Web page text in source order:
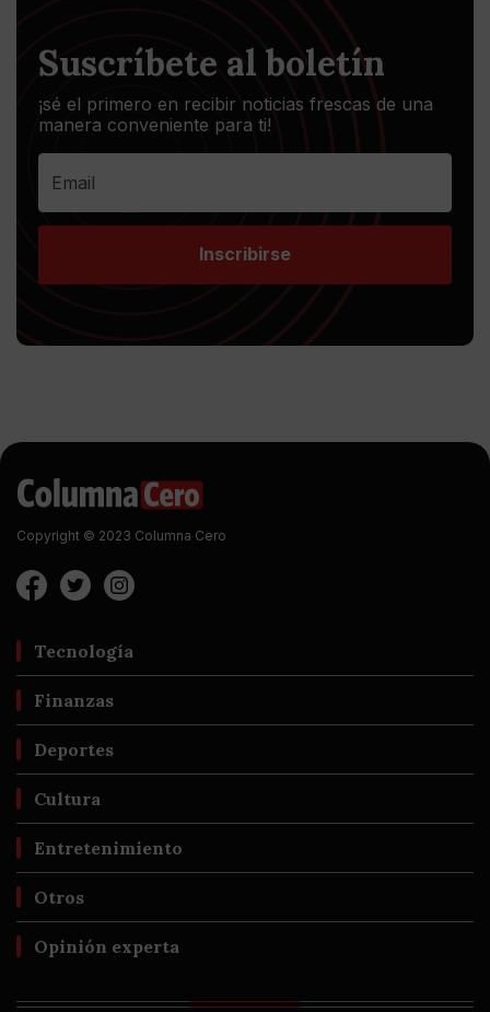
Suscríbete al boletín
¡sé el primero en recibir noticias frescas de una
manera conveniente para ti!
Inscribirse
Copyright © 2023 Columna Cero
Tecnología
Finanzas
Deportes
Cultura
Entretenimiento
Otros
Opinión experta